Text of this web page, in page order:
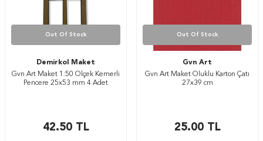
Out Of Stock
Demirkol Maket
Gvn Art Maket 1:50 Ölçek Kemerli
Pencere 25x53 mm 4 Adet
42.50TL
Out Of Stock
Gvn Art
Gvn Art Maket Oluklu Karton Çatı
27x39 cm
25.00TL